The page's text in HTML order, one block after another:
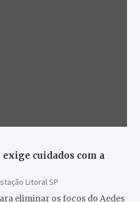
cuidados com a
Litoral SP
eliminar os focos do Aedes